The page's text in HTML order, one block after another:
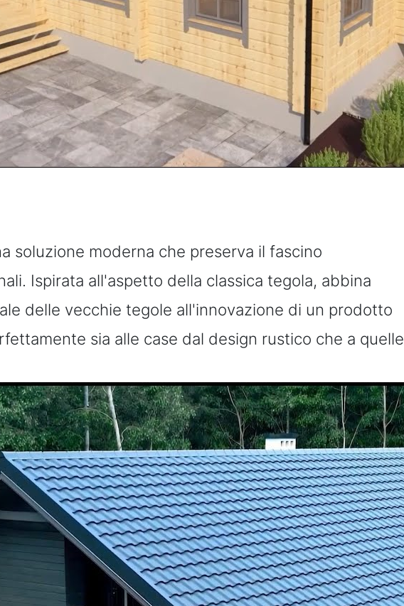
soluzione moderna che preserva il fascino
Ispirata all'aspetto della classica tegola, abbina
delle vecchie tegole all'innovazione di un prodotto
sia alle case dal design rustico che a quelle